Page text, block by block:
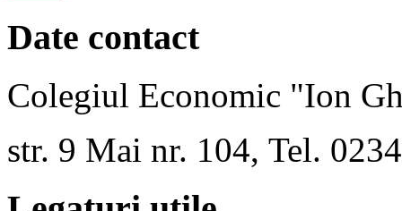
Date contact
Colegiul Economic "Ion
str. 9 Mai nr. 104, Tel.